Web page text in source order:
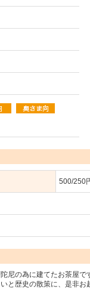
500/250
尼の為に建てたお茶屋
と歴史の散策に、是非お